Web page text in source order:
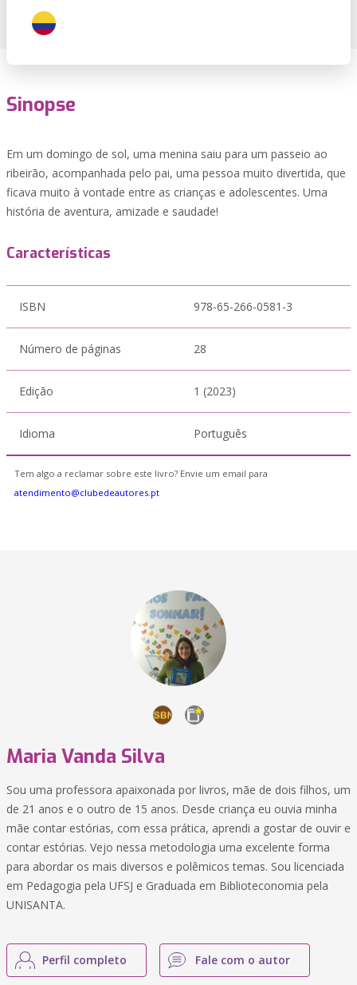
Sinopse
Em um domingo de sol, uma menina saiu para um passeio ao
ribeirão, acompanhada pelo pai, uma pessoa muito divertida, que
ficava muito à vontade entre as crianças e adolescentes. Uma
história de aventura, amizade e saudade!
Características
ISBN 978-65-266-0581-3
Número de páginas 28
Edição 1 (2023)
Idioma Português
Tem algo a reclamar sobre este livro? Envie um email para
atendimento@clubedeautores.pt
Maria Vanda Silva
Sou uma professora apaixonada por livros, mãe de dois filhos, um
de 21 anos e o outro de 15 anos. Desde criança eu ouvia minha
mãe contar estórias, com essa prática, aprendi a gostar de ouvir e
contar estórias. Vejo nessa metodologia uma excelente forma
para abordar os mais diversos e polêmicos temas. Sou licenciada
em Pedagogia pela UFSJ e Graduada em Biblioteconomia pela
UNISANTA.
Perfil completo Fale com o autor